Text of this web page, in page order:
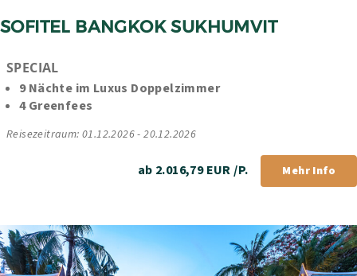
SOFITEL BANGKOK SUKHUMVIT
SPECIAL
9 Nächte im Luxus Doppelzimmer
4 Greenfees
Reisezeitraum: 01.12.2026 - 20.12.2026
ab 2.016,79 EUR /P. Mehr Info